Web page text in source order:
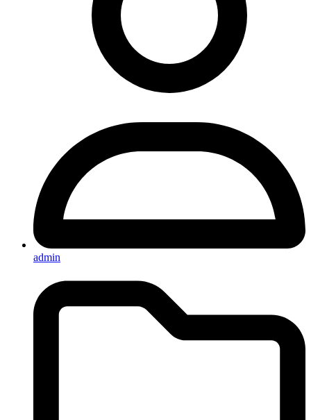
admin